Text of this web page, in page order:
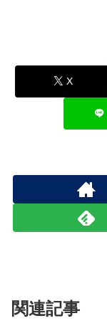
X
関連記事